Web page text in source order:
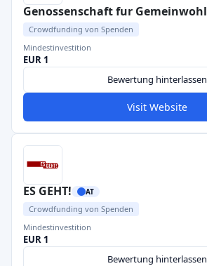
Genossenschaft fur Gemeinwohl
Crowdfunding von Spenden
Mindestinvestition
EUR 1
Bewertung hinterlassen
Visit Website
ES GEHT! AT
Crowdfunding von Spenden
Mindestinvestition
EUR 1
Bewertung hinterlassen